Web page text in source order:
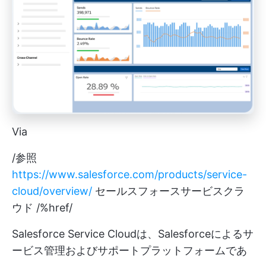
Via
/参照
https://www.salesforce.com/products/service-
cloud/overview/ セールスフォースサービスクラ
ウド /%href/
Salesforce Service Cloudは、Salesforceによるサ
ービス管理およびサポートプラットフォームであ